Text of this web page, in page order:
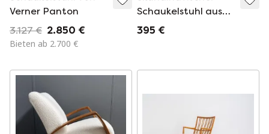
Verner Panton
3.127 € 2.850 €
Bieten ab 2.700 €
Schaukelstuhl aus
der Mitte des 20.
395 €